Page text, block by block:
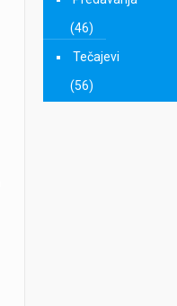
(46)
Tečajevi
(56)